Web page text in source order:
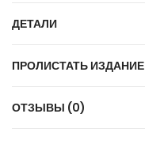
ДЕТАЛИ
ПРОЛИСТАТЬ ИЗДАНИЕ
ОТЗЫВЫ (0)